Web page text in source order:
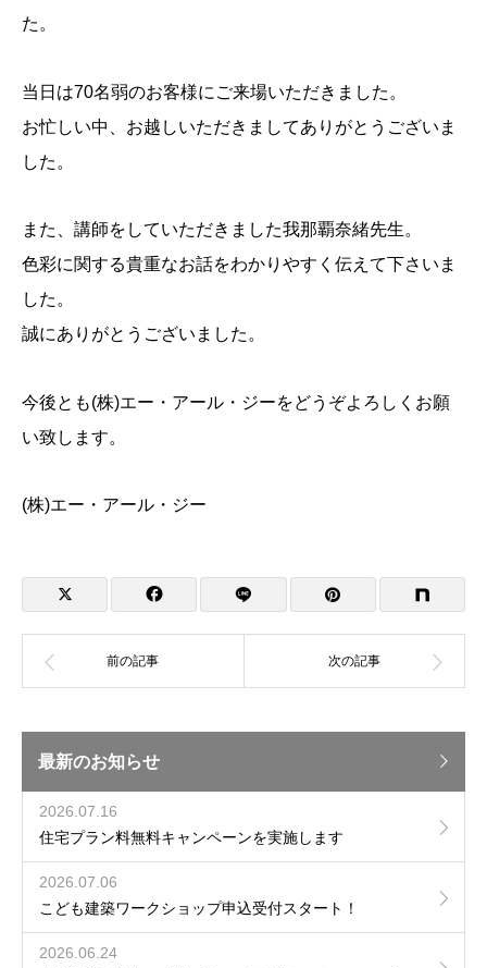
た。
当日は70名弱のお客様にご来場いただきました。
お忙しい中、お越しいただきましてありがとうございま
した。
また、講師をしていただきました我那覇奈緒先生。
色彩に関する貴重なお話をわかりやすく伝えて下さいま
した。
誠にありがとうございました。
今後とも(株)エー・アール・ジーをどうぞよろしくお願
い致します。
(株)エー・アール・ジー
最新のお知らせ
2026.07.16
住宅プラン料無料キャンペーンを実施します
2026.07.06
こども建築ワークショップ申込受付スタート！
2026.06.24